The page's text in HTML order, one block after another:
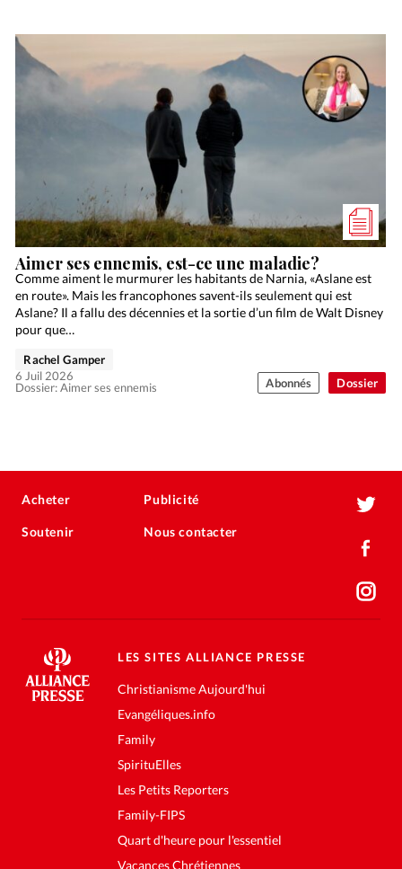
Dossier
Aimer ses ennemis, est-ce une maladie?
Comme aiment le murmurer les habitants de Narnia, «Aslane est
en route». Mais les francophones savent-ils seulement qui est
Aslane? Il a fallu des décennies et la sortie d’un film de Walt Disney
pour que…
Dossier: Aimer ses ennemis
Rachel Gamper
6 Juil 2026
Abonnés
Acheter
Soutenir
Publicité
Nous contacter
LES SITES ALLIANCE PRESSE
Christianisme Aujourd'hui
Evangéliques.info
Family
SpirituElles
Les Petits Reporters
Family-FIPS
Quart d'heure pour l'essentiel
Vacances Chrétiennes